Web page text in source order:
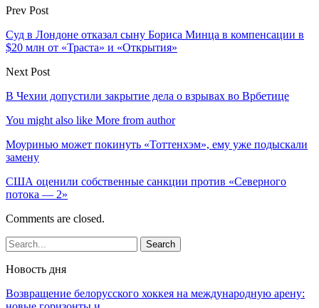
Prev Post
Суд в Лондоне отказал сыну Бориса Минца в компенсации в
$20 млн от «Траста» и «Открытия»
Next Post
В Чехии допустили закрытие дела о взрывах во Врбетице
You might also like More from author
Моуринью может покинуть «Тоттенхэм», ему уже подыскали
замену
США оценили собственные санкции против «Северного
потока — 2»
Comments are closed.
Новость дня
Возвращение белорусского хоккея на международную арену: